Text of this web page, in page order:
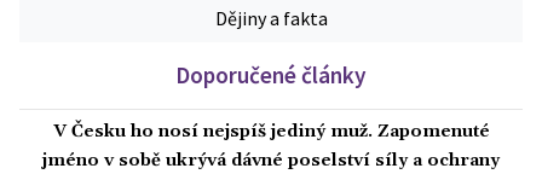
Dějiny a fakta
Doporučené články
V Česku ho nosí nejspíš jediný muž. Zapomenuté
jméno v sobě ukrývá dávné poselství síly a ochrany